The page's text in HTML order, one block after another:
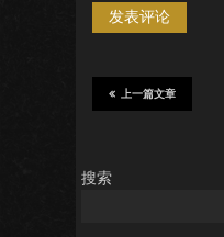
上一篇文章
搜索